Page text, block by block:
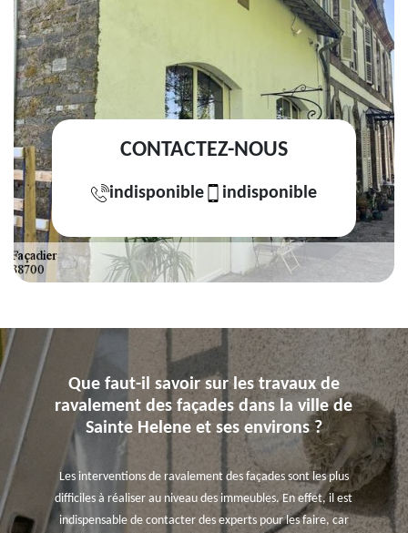
CONTACTEZ-NOUS
indisponible indisponible
Que faut-il savoir sur les travaux de
ravalement des façades dans la ville de
Sainte Helene et ses environs ?
Les interventions de ravalement des façades sont les plus
difficiles à réaliser au niveau des immeubles. En effet, il est
indispensable de contacter des experts pour les faire, car